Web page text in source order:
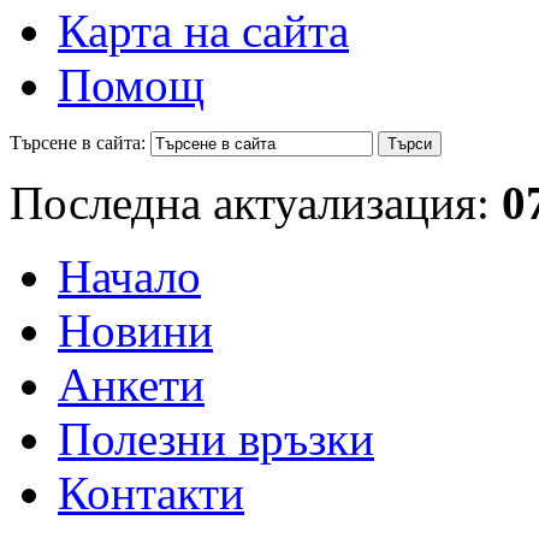
Карта на сайта
Помощ
Търсене в сайта:
Последна актуализация:
Начало
Новини
Анкети
Полезни връзки
Контакти